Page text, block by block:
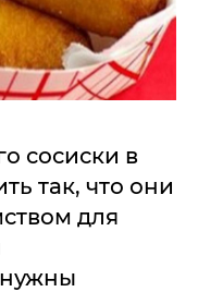
сосиски в
так, что они
для